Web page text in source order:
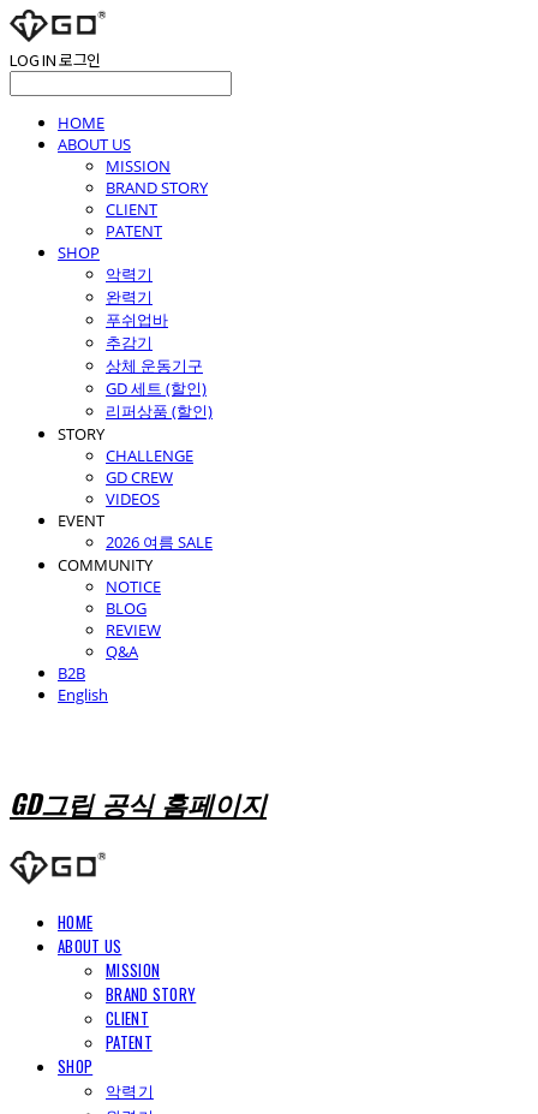
LOG IN로그인
HOME
ABOUT US
MISSION
BRAND STORY
CLIENT
PATENT
SHOP
악력기
완력기
푸쉬업바
추감기
상체 운동기구
GD 세트 (할인)
리퍼상품 (할인)
STORY
CHALLENGE
GD CREW
VIDEOS
EVENT
2026 여름 SALE
COMMUNITY
NOTICE
BLOG
REVIEW
Q&A
B2B
English
GD그립 공식 홈페이지
HOME
ABOUT US
MISSION
BRAND STORY
CLIENT
PATENT
SHOP
악력기